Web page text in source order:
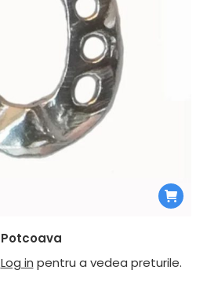
Potcoava
Log in pentru a vedea preturile.